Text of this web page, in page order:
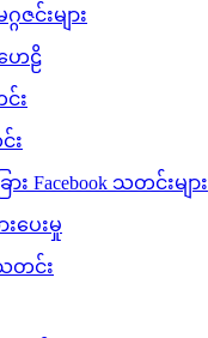
ဂဇင်းများ
ေဠိ
း
း
ား Facebook သတင်းများ
ပေးမှု
တင်း